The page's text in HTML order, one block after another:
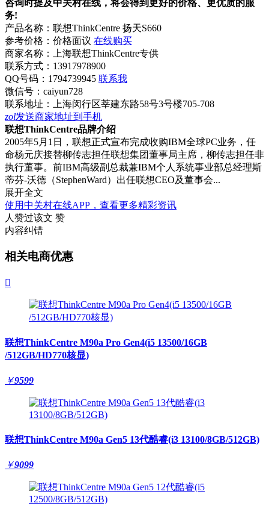
咨询时提及中关村在线，将会得到更好的价格、更优质的服
务!
产品名称： 联想ThinkCentre 扬天S660
参考价格： 价格面议 在线购买
商家名称：
上海联想ThinkCentre专供
联系方式： 13917978900
QQ号码：1794739945 联系我
微信号： caiyun728
联系地址：
上海闵行区莘建东路58号3号楼705-708
zol发送商家地址到手机
联想ThinkCentre品牌介绍
2005年5月1日，联想正式宣布完成收购IBM全球PC业务，任
命杨元庆接替柳传志担任联想集团董事局主席，柳传志担任非
执行董事。前IBM高级副总裁兼IBM个人系统事业部总经理斯
蒂芬-沃德（StephenWard）出任联想CEO及董事会...
展开全文
使用中关村在线APP，查看更多精彩资讯
人赞过该文 赞
内容纠错
相关电商优惠

联想ThinkCentre M90a Pro Gen4(i5 13500/16GB
/512GB/HD770核显)
￥9599
联想ThinkCentre M90a Gen5 13代酷睿(i3 13100/8GB/512GB)
￥9099